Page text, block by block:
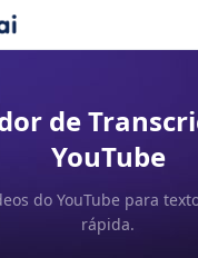
de
YouTube
do YouTube para
rápida.